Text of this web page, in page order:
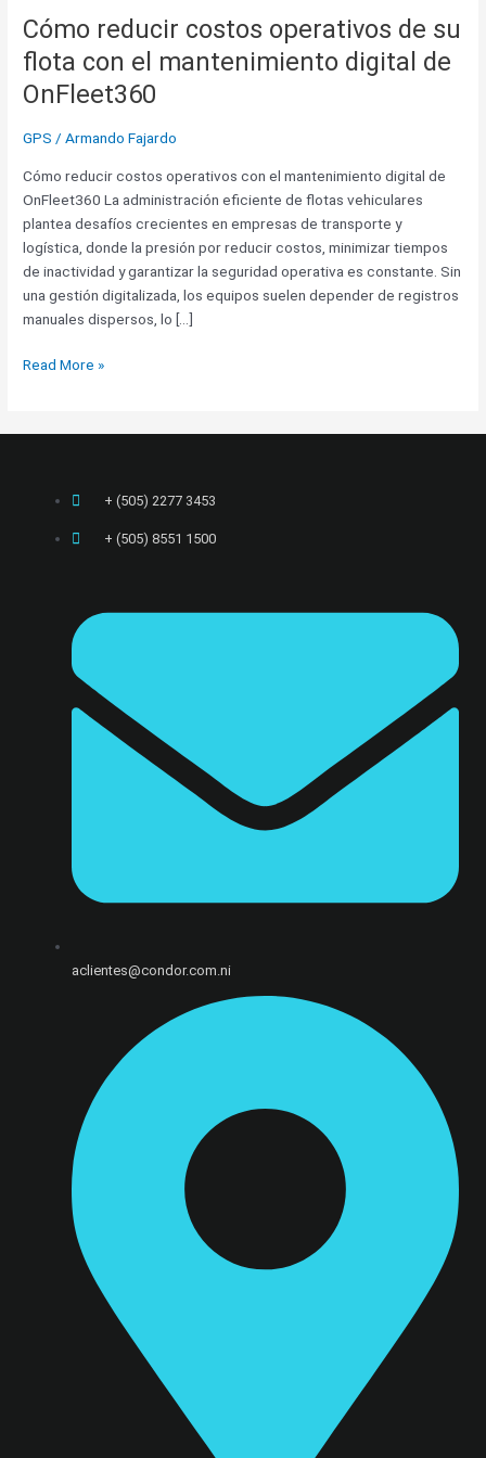
Cómo reducir costos operativos de su
flota con el mantenimiento digital de
OnFleet360
GPS /Armando Fajardo
Cómo reducir costos operativos con el mantenimiento digital de
OnFleet360 La administración eficiente de flotas vehiculares
plantea desafíos crecientes en empresas de transporte y
logística, donde la presión por reducir costos, minimizar tiempos
de inactividad y garantizar la seguridad operativa es constante. Sin
una gestión digitalizada, los equipos suelen depender de registros
manuales dispersos, lo […]
mantenimiento
digital
de
OnFleet360
Read More »
+ (505) 2277 3453​
+ (505) 8551 1500
aclientes@condor.com.ni